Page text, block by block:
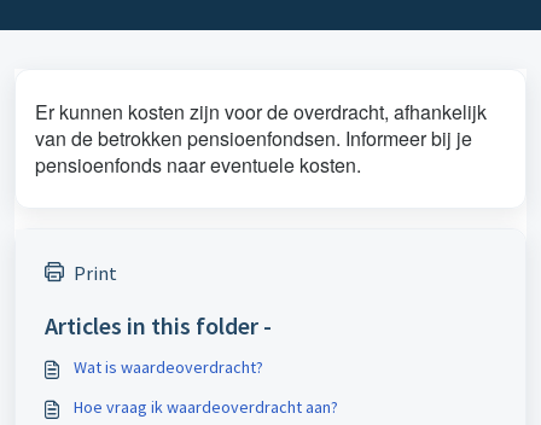
Er kunnen kosten zijn voor de overdracht, afhankelijk
van de betrokken pensioenfondsen. Informeer bij je
pensioenfonds naar eventuele kosten.
Print
Articles in this folder -
Wat is waardeoverdracht?
Hoe vraag ik waardeoverdracht aan?